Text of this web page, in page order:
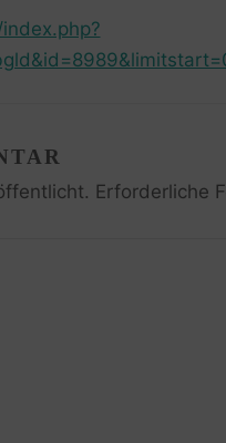
Erforderliche